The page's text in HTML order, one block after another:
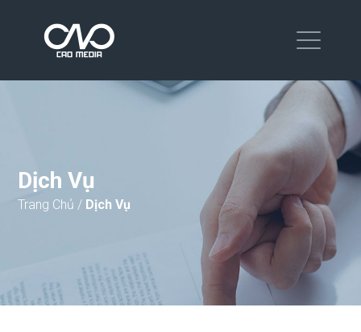
Dịch Vụ
Trang Chủ / Dịch Vụ